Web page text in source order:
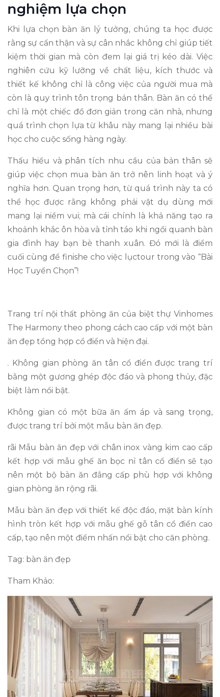
nghiệm lựa chọn
Khi lựa chọn bàn ăn lý tưởng, chúng ta học được
rằng sự cẩn thận và sự cân nhắc không chỉ giúp tiết
kiệm thời gian mà còn đem lại giá trị kéo dài. Việc
nghiên cứu kỹ lưỡng về chất liệu, kích thước và
thiết kế không chỉ là công việc của người mua mà
còn là quy trình tôn trọng bản thân. Bàn ăn có thể
chỉ là một chiếc đồ đơn giản trong căn nhà, nhưng
quá trình chọn lựa từ khâu này mang lại nhiều bài
học cho cuộc sống hàng ngày.
Thấu hiểu và phân tích nhu cầu của bản thân sẽ
giúp việc chọn mua bàn ăn trở nên linh hoạt và ý
nghĩa hơn. Quan trọng hơn, từ quá trình này ta có
thể học được rằng không phải vật dụ dùng mới
mang lại niềm vui; mà cái chính là khả năng tạo ra
khoảnh khắc ôn hòa và tỉnh táo khi ngồi quanh bàn
gia đình hay bạn bè thanh xuân. Đó mới là điểm
cuối cùng để finishe cho việc lụctour trong vào “Bài
Học Tuyển Chọn”!
Trang trí nội thất phòng ăn của biệt thự Vinhomes
The Harmony theo phong cách cao cấp với một bàn
ăn đẹp tổng hợp cổ điển và hiện đại.
. Không gian phòng ăn tân cổ điển được trang trí
bằng một gương ghép độc đáo và phong thủy, đặc
biệt làm nổi bật.
Không gian có một bữa ăn ấm áp và sang trọng,
được trang trí bởi một mẫu bàn ăn đẹp.
rãi Mẫu bàn ăn đẹp với chân inox vàng kim cao cấp
kết hợp với mẫu ghế ăn bọc nỉ tân cổ điển sẽ tạo
nên một bộ bàn ăn đẳng cấp phù hợp với không
gian phòng ăn rộng rãi.
Mẫu bàn ăn đẹp với thiết kế độc đáo, mặt bàn kính
hình tròn kết hợp với mẫu ghế gỗ tân cổ điển cao
cấp, tạo nên một điểm nhấn nổi bật cho căn phòng.
Tag: bàn ăn đẹp
Tham Khảo: